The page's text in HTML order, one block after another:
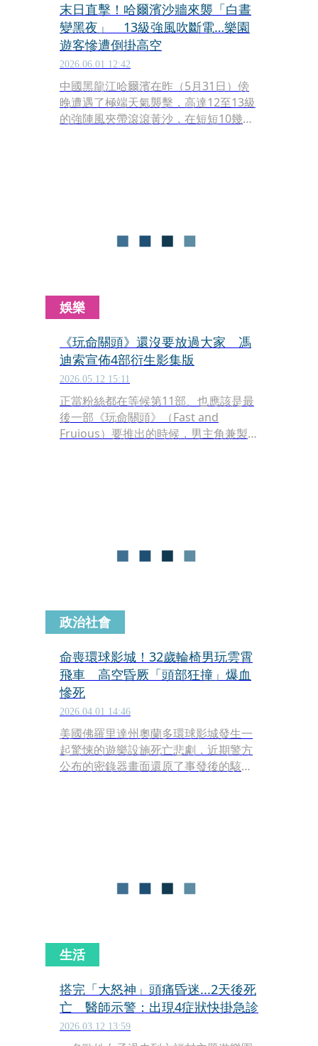
末日直擊！哈爾濱沙牆來襲「白晝
變黑夜」 13級強風吹斷電…樂園
遊客慘遭倒掛高空
2026.06.01 12:42
中國黑龍江哈爾濱在昨（5月31日）傍
晚遭遇了極端天氣襲擊，高達12至13級
的強陣風夾帶滾滾黃沙，在短短10幾秒
娛樂
《玩命關頭》還沒要放過大家 馮
迪索宣佈4部衍生影集版
2026.05.12 15:11
正當粉絲都在等候第11部、也應該是最
後一部《玩命關頭》（Fast and
Fruious）要推出的時候，男主角兼製
政治社會
命喪環球影城！32歲輪椅男玩雲霄
飛車 高空昏厥「頭部狂撞」爆血
慘死
2026.04.01 14:46
美國佛羅里達州奧蘭多環球影城發生一
起驚悚的遊樂設施死亡悲劇，近期警方
公布的密錄器畫面還原了事發後的駭人
生活
搭完「大怒神」頭痛昏迷...2天後死
亡 醫師示警：出現4症狀快掛急診
2026.03.12 13:59